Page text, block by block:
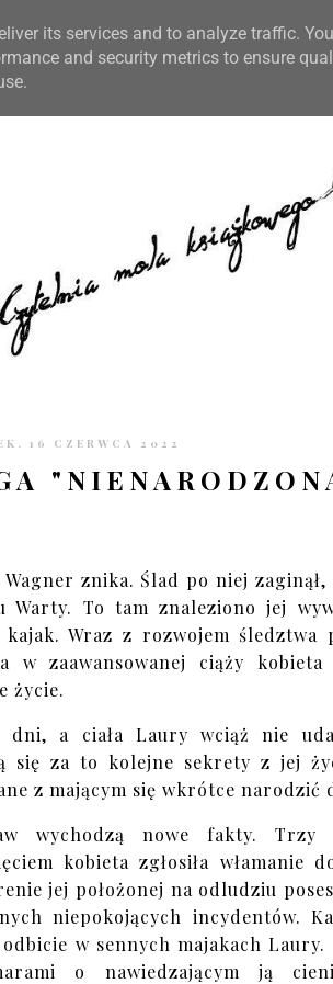
KONTAKT CZYTELNIA PO
16 CZERWCA 2022
Wagner znika. Ślad po niej
Warty. To tam znaleziono jej
kajak. Wraz z rozwojem śledztwa
w zaawansowanej ciąży
życie.
dni, a ciała Laury wciąż nie
się za to kolejne sekrety z jej
z mającym się wkrótce narodzić
wychodzą nowe fakty. Trzy
kobieta zgłosiła włamanie
jej położonej na odludziu
niepokojących incydentów.
w sennych majakach Laury.
o nawiedzającym ją
its services and to analyze traffic.
and security metrics to ensure